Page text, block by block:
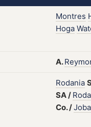
Montres
Hoga
A.
Rodania
SA/
Co./Joba